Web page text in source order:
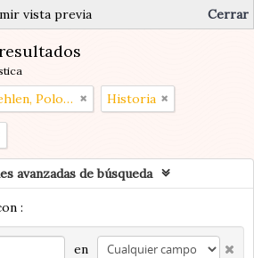
vista previa Cerrar
Hoffmann, Werner (Strehlen, Polonia 1907 – Buenos Aires, Argentina 1989) Historia
avanzadas de búsqueda
:
en